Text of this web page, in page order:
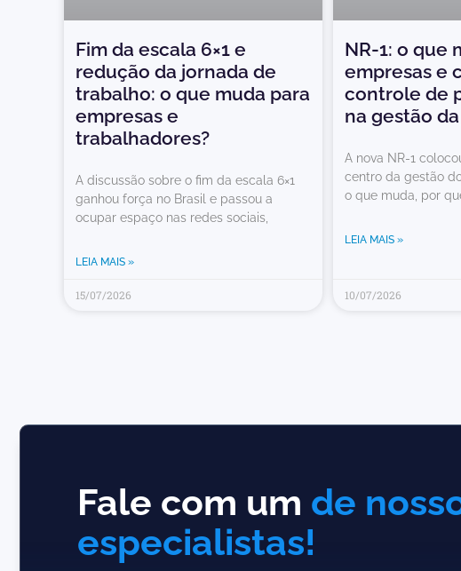
Fim da escala 6×1 e
redução da jornada de
trabalho: o que muda para
empresas e
trabalhadores?
A discussão sobre o fim da escala 6×1
ganhou força no Brasil e passou a
ocupar espaço nas redes sociais,
LEIA MAIS »
15/07/2026
NR-1: o que
empresas e
controle de
na gestão
A nova NR-1
centro da gestão
o que muda, por
LEIA MAIS »
10/07/2026
Fale com um de
especialistas!